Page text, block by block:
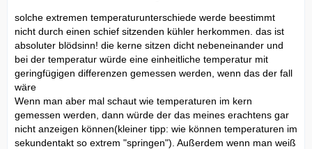
solche extremen temperaturunterschiede werde beestimmt
nicht durch einen schief sitzenden kühler herkommen. das ist
absoluter blödsinn! die kerne sitzen dicht nebeneinander und
bei der temperatur würde eine einheitliche temperatur mit
geringfügigen differenzen gemessen werden, wenn das der fall
wäre
Wenn man aber mal schaut wie temperaturen im kern
gemessen werden, dann würde der das meines erachtens gar
nicht anzeigen können(kleiner tipp: wie können temperaturen im
sekundentakt so extrem "springen"). Außerdem wenn man weiß